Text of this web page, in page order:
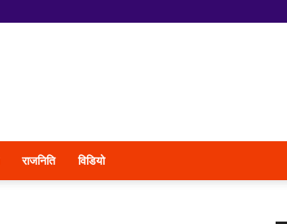
राजनिति विडियो